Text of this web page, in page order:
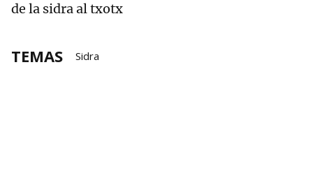
de la sidra al txotx
TEMAS Sidra